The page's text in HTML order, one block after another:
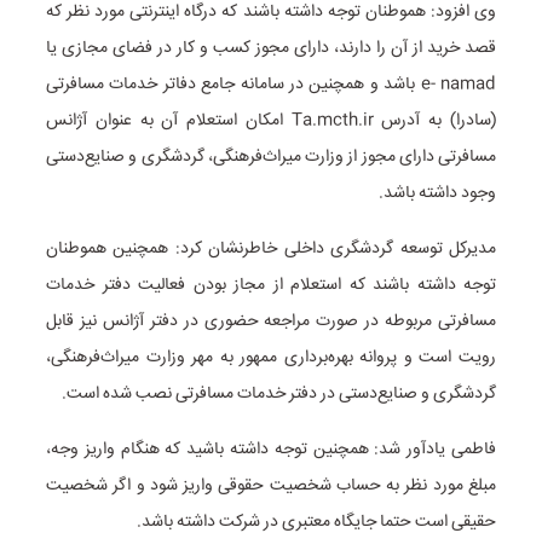
وی افزود: هموطنان توجه داشته باشند که درگاه اینترنتی مورد نظر که
قصد خرید از آن را دارند، دارای مجوز کسب و کار در فضای مجازی یا
e- namad باشد و همچنین در سامانه جامع دفاتر خدمات مسافرتی
(سادرا) به آدرس Ta.mcth.ir امکان استعلام آن به عنوان آژانس
مسافرتی دارای مجوز از وزارت میراث‌فرهنگی، گردشگری و صنایع‌دستی
وجود داشته باشد.
مدیرکل توسعه گردشگری داخلی خاطرنشان کرد: همچنین هموطنان
توجه داشته باشند که استعلام از مجاز بودن فعالیت دفتر خدمات
مسافرتی مربوطه در صورت مراجعه حضوری در دفتر آژانس نیز قابل
رویت است و پروانه بهره‌برداری ممهور به مهر وزارت میراث‌فرهنگی،
گردشگری و صنایع‌دستی در دفتر خدمات مسافرتی نصب شده است.
فاطمی یادآور شد: همچنین توجه داشته باشید که هنگام واریز وجه،
مبلغ مورد نظر به حساب شخصیت حقوقی واریز شود و اگر شخصیت
حقیقی است حتما جایگاه معتبری در شرکت داشته باشد.